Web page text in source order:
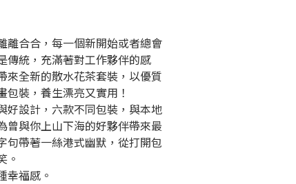
離合合，每一個新開始或者總會
傳統，充滿著對工作夥伴的感
來全新的散水花茶套裝，以優質
裝，養生漂亮又實用！
好設計，六款不同包裝，與本地
曾與你上山下海的好夥伴帶來最
句帶著一絲港式幽默，從打開包
。
幸福感。